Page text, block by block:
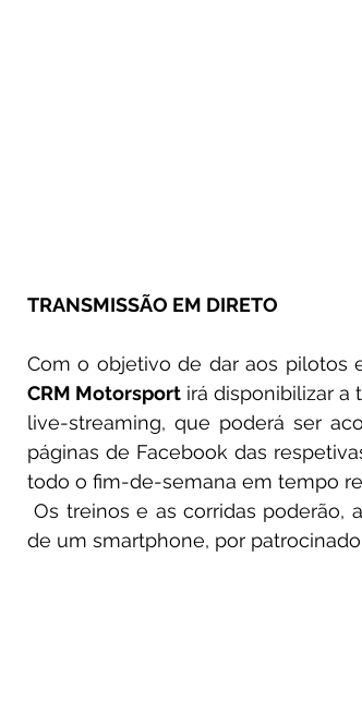
TRANSMISSÃO EM DIRETO
CRM Motorsport irá disponibilizar a
live-streaming, que poderá ser
páginas de Facebook das
todo o fim-de-semana em tempo
Os treinos e as corridas poderão, assim, ser seguidas de perto, no circuito ou a partir
de um smartphone, por